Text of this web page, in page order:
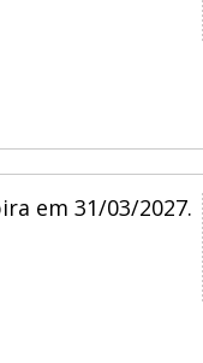
em 31/03/2027.